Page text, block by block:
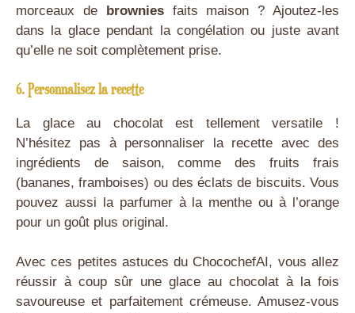
morceaux de browniesfaits maison ? Ajoutez-les
dans la glace pendant la congélation ou juste avant
qu’elle ne soit complètement prise.
6. Personnalisez la recette
La glace au chocolat est tellement versatile !
N’hésitez pas à personnaliser la recette avec des
ingrédients de saison, comme des fruits frais
(bananes, framboises) ou des éclats de biscuits. Vous
pouvez aussi la parfumer à la menthe ou à l’orange
pour un goût plus original.
Avec ces petites astuces du ChocochefAI, vous allez
réussir à coup sûr une glace au chocolat à la fois
savoureuse et parfaitement crémeuse. Amusez-vous